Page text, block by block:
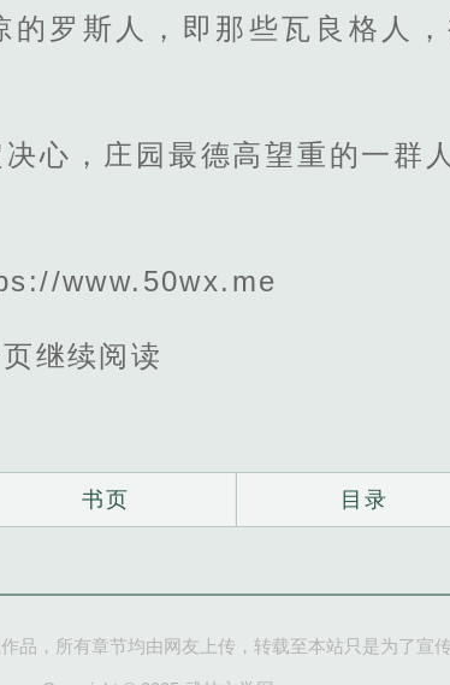
的罗斯人，即那些瓦良格人
心，庄园最德高望重的一群
www.50wx.me
继续阅读
书页 目录
品，所有章节均由网友上传，转载至本站只是为了宣